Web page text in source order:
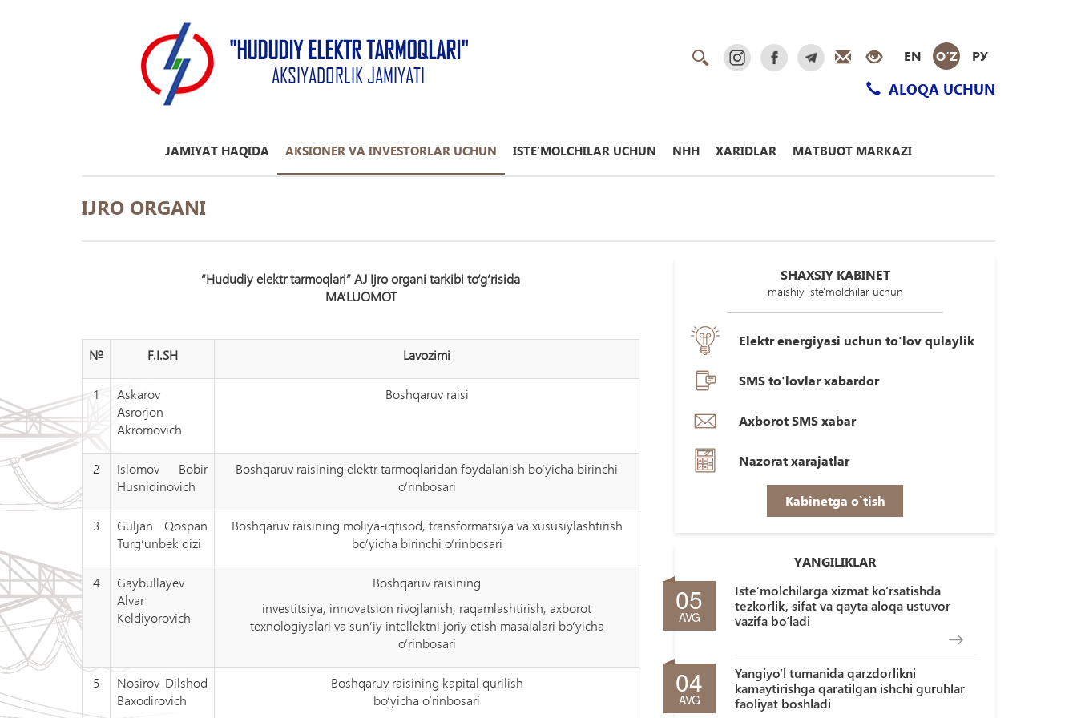
"HUDUDIY ELEKTR TARMOQLARI"
AKSIYADORLIK JAMIYATI
EN O‘Z РУ
ALOQA UCHUN
JAMIYAT HAQIDA AKSIONER VA INVESTORLAR UCHUN ISTE’MOLCHILAR UCHUN NHH XARIDLAR MATBUOT MARKAZI
IJRO ORGANI
“Hududiy elektr tarmoqlari” AJ Ijro organi tarkibi to‘g‘risida
MA’LUOMOT
№ F.I.SH Lavozimi
1
Askarov
Asrorjon
Akromovich
Boshqaruv raisi
2
Islomov Bobir
Husnidinovich
Boshqaruv raisining elektr tarmoqlaridan foydalanish bo‘yicha birinchi
o‘rinbosari
3
Guljan Qospan
Turg‘unbek qizi
Boshqaruv raisining moliya-iqtisod, transformatsiya va xususiylashtirish
bo‘yicha birinchi o‘rinbosari
4
Gaybullayev
Alvar
Keldiyorovich
Boshqaruv raisining
investitsiya, innovatsion rivojlanish, raqamlashtirish, axborot
texnologiyalari va sun’iy intellektni joriy etish masalalari bo‘yicha
o‘rinbosari
5
Nosirov Dilshod
Baxodirovich
Boshqaruv raisining kapital qurilish
bo‘yicha o‘rinbosari
SHAXSIY KABINET
maishiy iste'molchilar uchun
Elektr energiyasi uchun to'lov qulaylik
SMS to'lovlar xabardor
Axborot SMS xabar
Nazorat xarajatlar
Kabinetga o`tish
YANGILIKLAR
05
AVG
Iste’molchilarga xizmat ko‘rsatishda
tezkorlik, sifat va qayta aloqa ustuvor
vazifa bo‘ladi
04
AVG
Yangiyo‘l tumanida qarzdorlikni
kamaytirishga qaratilgan ishchi guruhlar
faoliyat boshladi